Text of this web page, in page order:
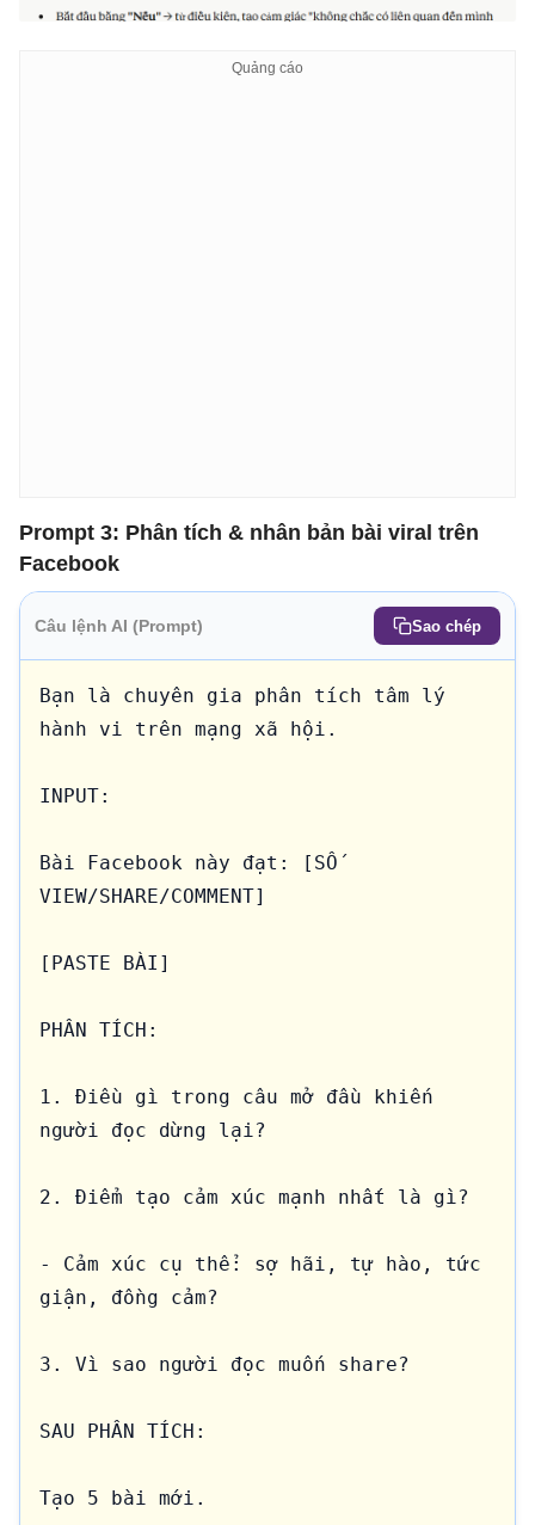
Prompt 3: Phân tích & nhân bản bài viral trên
Facebook
Câu lệnh AI (Prompt) Sao chép
Bạn là chuyên gia phân tích tâm lý
hành vi trên mạng xã hội.
INPUT:
Bài Facebook này đạt: [SỐ
VIEW/SHARE/COMMENT]
[PASTE BÀI]
PHÂN TÍCH:
1. Điều gì trong câu mở đầu khiến
người đọc dừng lại?
2. Điểm tạo cảm xúc mạnh nhất là gì?
- Cảm xúc cụ thể: sợ hãi, tự hào, tức
giận, đồng cảm?
3. Vì sao người đọc muốn share?
SAU PHÂN TÍCH:
Tạo 5 bài mới.